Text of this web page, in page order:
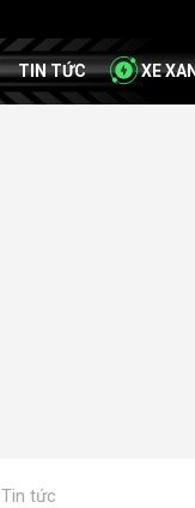
TIN TỨC XE
Tin tức